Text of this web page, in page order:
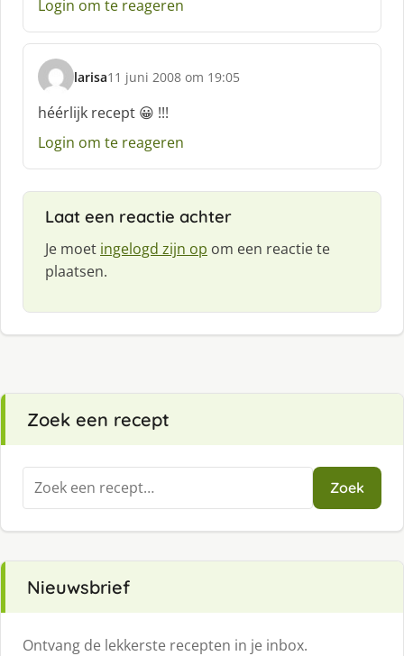
r
e
f
:
Login om te reageren
larisa
s
c
h
r
11 juni 2008 om 19:05
héérlijk recept 😀 !!!
Login om te reageren
Laat een reactie achter
Je moet ingelogd zijn op om een reactie te
plaatsen.
Zoek een recept
Zoeken
naar:
Zoek
Nieuwsbrief
Ontvang de lekkerste recepten in je inbox.